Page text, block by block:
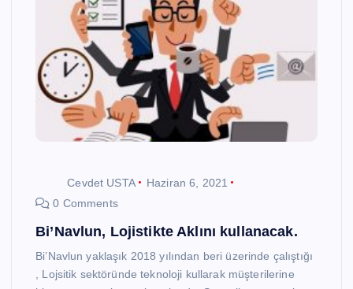
Cevdet USTA
Haziran 6, 2021
0 Comments
Bi’Navlun, Lojistikte Aklını kullanacak.
Bi’Navlun yaklaşık 2018 yılından beri üzerinde çalıştığı
, Lojsitik sektöründe teknoloji kullarak müşterilerine